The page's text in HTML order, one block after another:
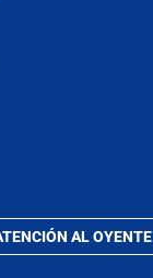
AL OYENTE